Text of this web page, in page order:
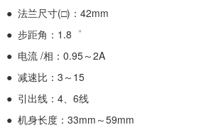
● 法兰尺寸(□)：42mm
● 步距角：1.8゜
● 电流 /相：0.95～2A
● 减速比：3～15
● 引出线：4、6线
● 机身长度：33mm～59mm